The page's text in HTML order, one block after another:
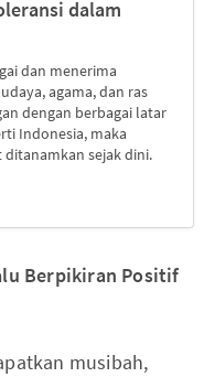
dalam
dan menerima
agama, dan ras
dengan berbagai latar
Indonesia, maka
sejak dini.
Berpikiran Positif
musibah,